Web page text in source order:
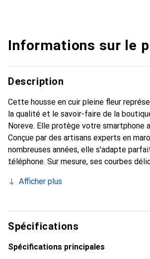
Informations sur le
Description
Cette housse en cuir pleine fleur
la qualité et le savoir-faire de la
Noreve. Elle protège votre smartphone
Conçue par des artisans experts en
nombreuses années, elle s'adapte
téléphone. Sur mesure, ses courbes
chic et indispensable pour votre
marque Noreve est un choix sûr pour
exigeante.
Afficher plus
Spécifications
Spécifications principales